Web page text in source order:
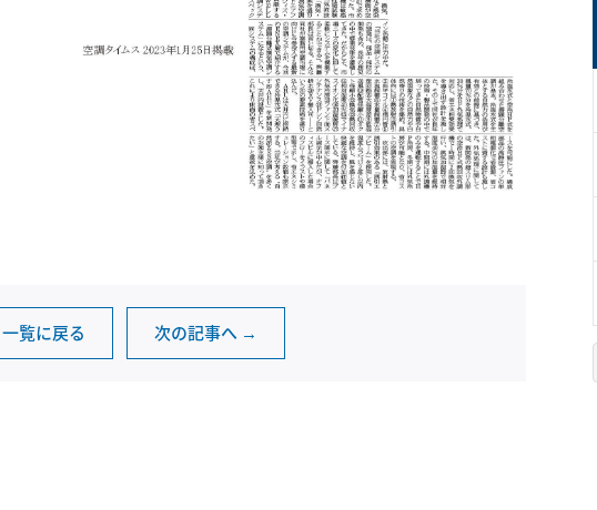
一覧に戻る 次の記事へ →